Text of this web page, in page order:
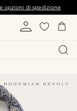
opzioni di spedizione